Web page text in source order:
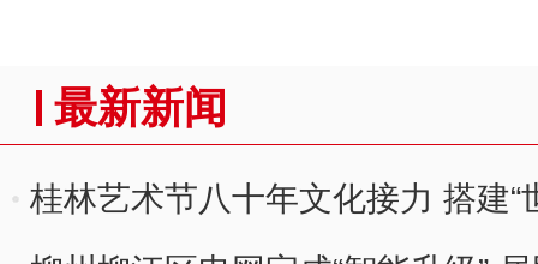
最新新闻
桂林艺术节八十年文化接力 搭建“